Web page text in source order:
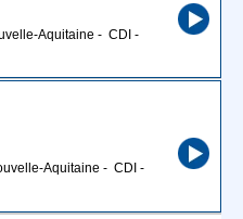
Aquitaine - CDI -
Aquitaine - CDI -